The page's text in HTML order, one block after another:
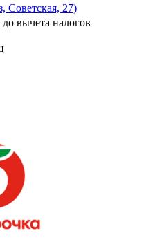
Советская, 27)
до вычета налогов